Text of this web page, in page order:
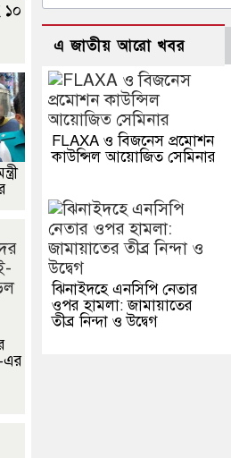
এ জাতীয় আরো খবর
FLAXA ও বিজনেস প্রমোশন
কাউন্সিল আয়োজিত সেমিনার
ঝিনাইদহে এনসিপি নেতার
ওপর হামলা: জামায়াতের
তীব্র নিন্দা ও উদ্বেগ
১০
এর